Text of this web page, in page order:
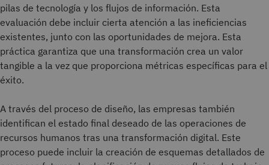
pilas de tecnología y los flujos de información. Esta
evaluación debe incluir cierta atención a las ineficiencias
existentes, junto con las oportunidades de mejora. Esta
práctica garantiza que una transformación crea un valor
tangible a la vez que proporciona métricas específicas para el
éxito.
A través del proceso de diseño, las empresas también
identifican el estado final deseado de las operaciones de
recursos humanos tras una transformación digital. Este
proceso puede incluir la creación de esquemas detallados de